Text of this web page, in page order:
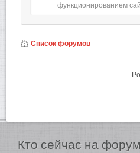
функционированием
Список форумов
Кто сейчас на